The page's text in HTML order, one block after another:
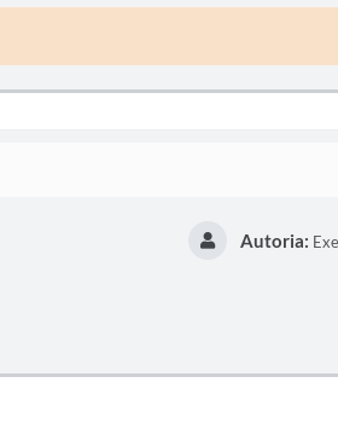
Autoria: